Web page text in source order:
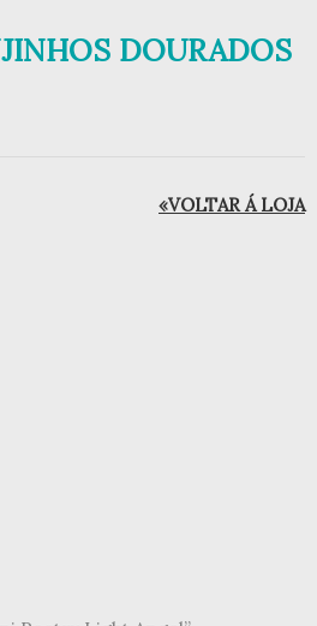
DOURADOS
«VOLTAR Á LOJA